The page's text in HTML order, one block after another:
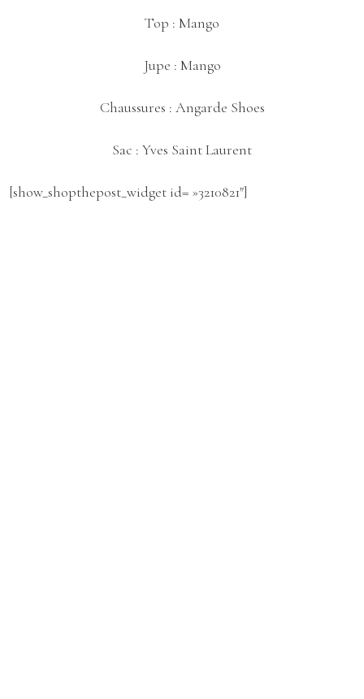
Top : Mango
Jupe : Mango
Chaussures : Angarde Shoes
Sac : Yves Saint Laurent
[show_shopthepost_widget id= »3210821″]